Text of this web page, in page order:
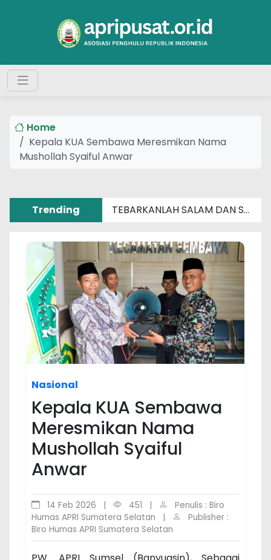
Home
Kepala KUA Sembawa Meresmikan Nama
Mushollah Syaiful Anwar
Trending TEBARKANLAH SALAM DAN SENYUM SEBERAT APAPUN MASALAHMU
Nasional
Kepala KUA Sembawa
Meresmikan Nama
Mushollah Syaiful
Anwar
14 Feb 2026 | 451 |
Penulis : Biro
Humas APRI Sumatera Selatan
|
Publisher :
Biro Humas APRI Sumatera Selatan